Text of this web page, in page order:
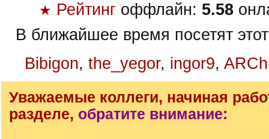
★ Рейтинг оффлайн: 5.58
В ближайшее время посетят
Bibigon, the_yegor, ingor9,
Уважаемые коллеги, начиная
разделе, обратите внимание: